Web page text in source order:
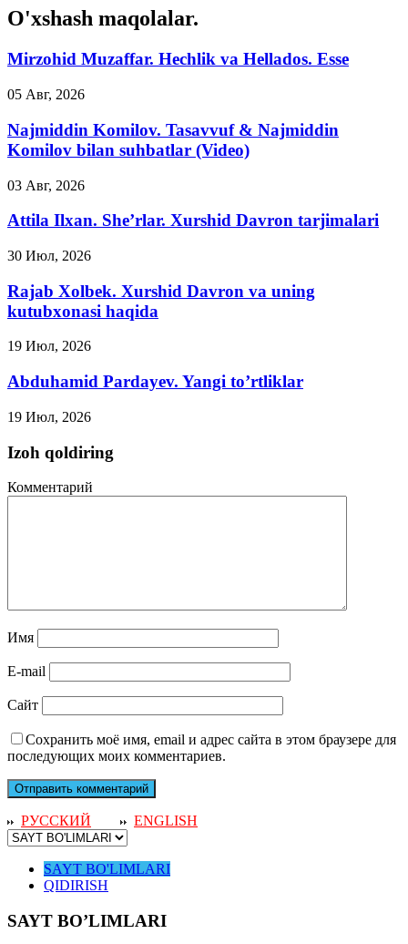
O'xshash maqolalar.
Mirzohid Muzaffar. Hechlik va Hellados. Esse
05 Авг, 2026
Najmiddin Komilov. Tasavvuf & Najmiddin
Komilov bilan suhbatlar (Video)
03 Авг, 2026
Attila Ilxan. She’rlar. Xurshid Davron tarjimalari
30 Июл, 2026
Rajab Xolbek. Xurshid Davron va uning
kutubxonasi haqida
19 Июл, 2026
Abduhamid Pardayev. Yangi to’rtliklar
19 Июл, 2026
Izoh qoldiring
Комментарий
Имя
E-mail
Сайт
Сохранить моё имя, email и адрес сайта в этом браузере для
последующих моих комментариев.
РУССКИЙ ENGLISH
SAYT BO'LIMLARI
QIDIRISH
SAYT BO’LIMLARI